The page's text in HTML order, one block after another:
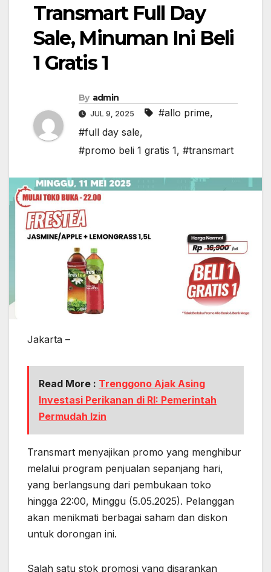
Transmart Full Day
Sale, Minuman Ini Beli
1 Gratis 1
By admin
JUL 9, 2025 #allo prime,
#full day sale,
#promo beli 1 gratis 1, #transmart
Jakarta –
Read More : Trenggono Ajak Asing
Investasi Perikanan di RI: Pemerintah
Permudah Izin
Transmart menyajikan promo yang menghibur
melalui program penjualan sepanjang hari,
yang berlangsung dari pembukaan toko
hingga 22:00, Minggu (5.05.2025). Pelanggan
akan menikmati berbagai saham dan diskon
untuk dorongan ini.
Salah satu stok promosi yang disarankan